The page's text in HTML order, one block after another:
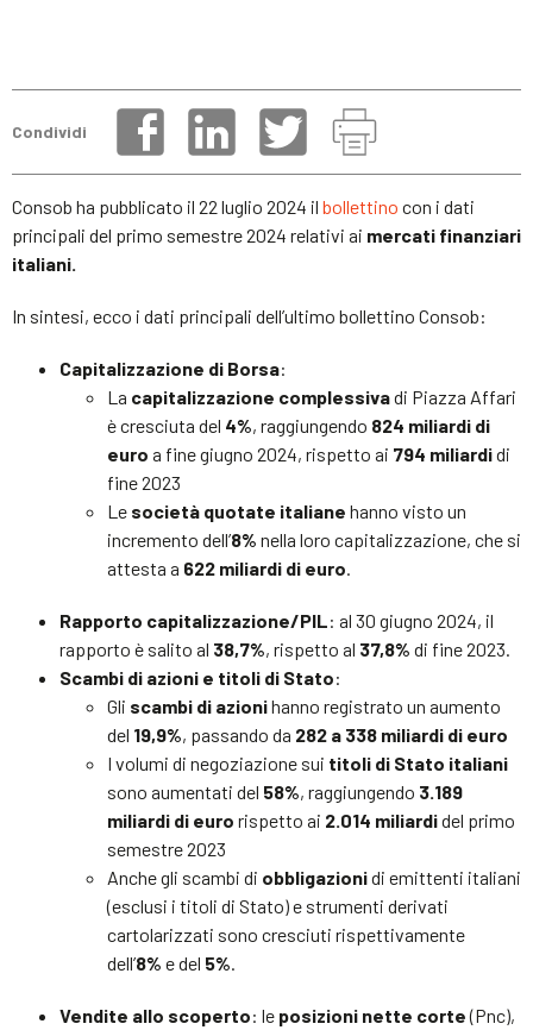
Condividi
Consob ha pubblicato il 22 luglio 2024 il bollettino con i dati
principali del primo semestre 2024 relativi ai mercati finanziari
italiani.
In sintesi, ecco i dati principali dell’ultimo bollettino Consob:
Capitalizzazione di Borsa:
La capitalizzazione complessivadi Piazza Affari
è cresciuta del 4%, raggiungendo 824 miliardi di
euro a fine giugno 2024, rispetto ai 794 miliardidi
fine 2023
Le società quotate italiane hanno visto un
incremento dell’8% nella loro capitalizzazione, che si
attesta a 622 miliardi di euro.
Rapporto capitalizzazione/PIL: al 30 giugno 2024, il
rapporto è salito al 38,7%, rispetto al 37,8% di fine 2023.
Scambi di azioni e titoli di Stato:
Gli scambi di azionihanno registrato un aumento
del 19,9%, passando da 282 a 338 miliardi di euro
I volumi di negoziazione sui titoli di Stato italiani
sono aumentati del 58%, raggiungendo 3.189
miliardi di euro rispetto ai 2.014 miliardidel primo
semestre 2023
Anche gli scambi di obbligazionidi emittenti italiani
(esclusi i titoli di Stato) e strumenti derivati
cartolarizzati sono cresciuti rispettivamente
dell’8% e del 5%.
Vendite allo scoperto: le posizioni nette corte(Pnc),